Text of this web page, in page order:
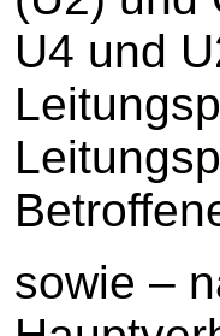
U4 und
sowie –